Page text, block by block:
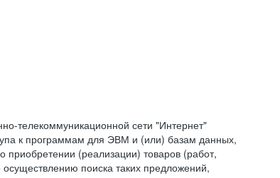
телекоммуникационной сети "Интернет"
к программам для ЭВМ и (или) базам данных,
(реализации) товаров (работ,
поиска таких предложений,